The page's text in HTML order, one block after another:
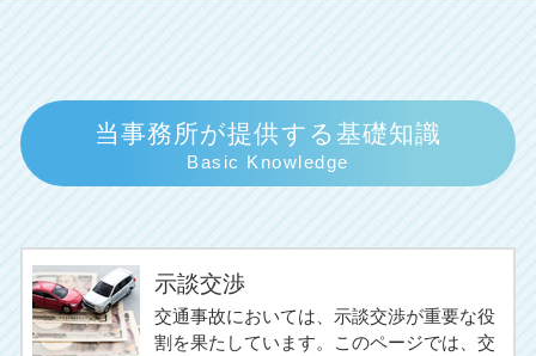
当事務所が提供する基礎知識
Basic Knowledge
示談交渉
交通事故においては、示談交渉が重要な役
割を果たしています。このページでは、交